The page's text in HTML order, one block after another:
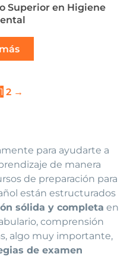
Superior en Higiene
1 2 →
para ayudarte a
de manera
de preparación para
están estructurados
sólida y completa en
comprensión
algo muy importante,
de examen